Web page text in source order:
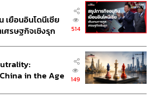
เยือนอินโดนีเซีย
ศรษฐกิจเชิงรุก
514
in the Age
149